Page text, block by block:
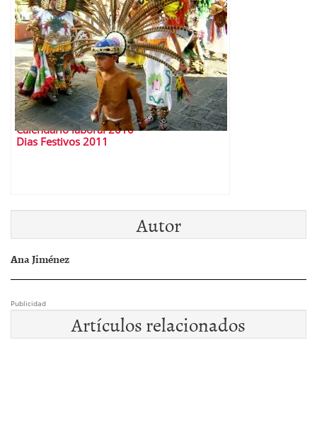
Calendario laboral 2010
Dias Festivos 2011
Autor
Ana Jiménez
Publicidad
Artículos relacionados